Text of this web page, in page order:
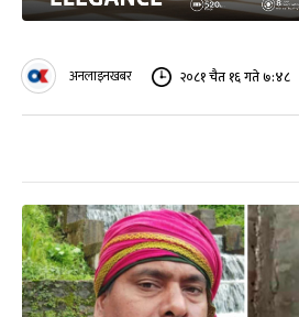
अनलाइनखबर २०८१ चैत १६ गते ७:४८